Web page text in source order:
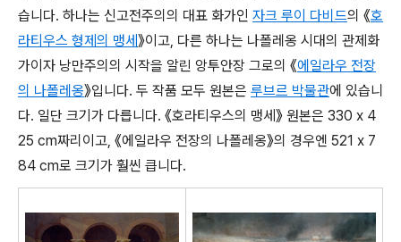
습니다. 하나는 신고전주의의 대표 화가인 자크 루이 다비드의 《호
라티우스 형제의 맹세》이고, 다른 하나는 나폴레옹 시대의 관제화
가이자 낭만주의의 시작을 알린 앙투안장 그로의 《에일라우 전장
의 나폴레옹》입니다. 두 작품 모두 원본은 루브르 박물관에 있습니
다. 일단 크기가 다릅니다. 《호라티우스의 맹세》 원본은 330 x 4
25 cm짜리이고, 《에일라우 전장의 나폴레옹》의 경우엔 521 x 7
84 cm로 크기가 훨씬 큽니다.